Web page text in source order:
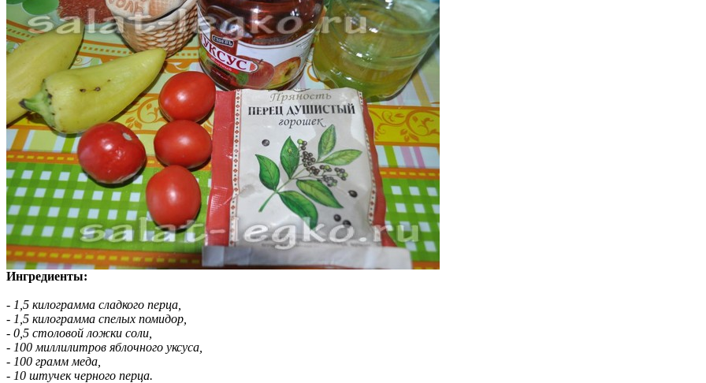
Ингредиенты:
- 1,5 килограмма сладкого перца,
- 1,5 килограмма спелых помидор,
- 0,5 столовой ложки соли,
- 100 миллилитров яблочного уксуса,
- 100 грамм меда,
- 10 штучек черного перца.